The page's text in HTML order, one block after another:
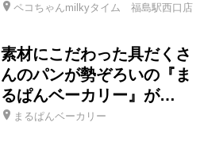
ペコちゃんmilkyタイム 福島駅西口店
素材にこだわった具だくさ
んのパンが勢ぞろいの『ま
るぱんベーカリー』が…
まるぱんベーカリー